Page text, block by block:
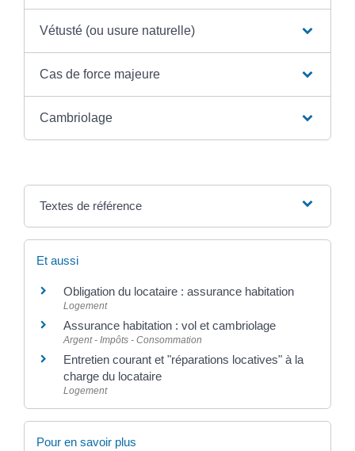
Vétusté (ou usure naturelle)
Cas de force majeure
Cambriolage
Textes de référence
Et aussi
Obligation du locataire : assurance habitation
Logement
Assurance habitation : vol et cambriolage
Argent - Impôts - Consommation
Entretien courant et "réparations locatives" à la
charge du locataire
Logement
Pour en savoir plus